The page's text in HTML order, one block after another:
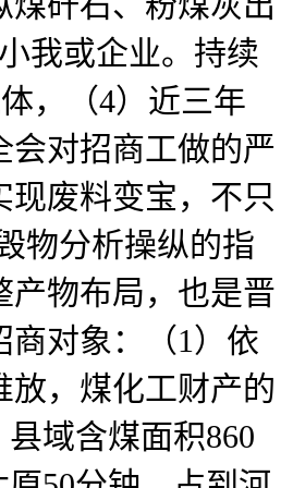
我或企业。持续
，（4）近三年
对招商工做的严
废料变宝，不只
物分析操纵的指
产物布局，也是晋
对象：（1）依
，煤化工财产的
域含煤面积860